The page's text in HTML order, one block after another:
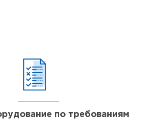
по требованиям